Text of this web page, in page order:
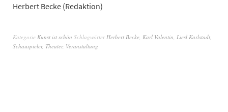
Herbert Becke (Redaktion)
Kategorie Kunst ist schön Schlagwörter Herbert Becke Karl Valentin Liesl Karlstadt
Schauspieler, Theater, Veranstaltung